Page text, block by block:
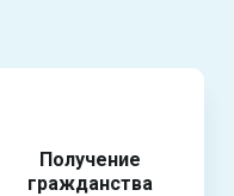
Получение
гражданства